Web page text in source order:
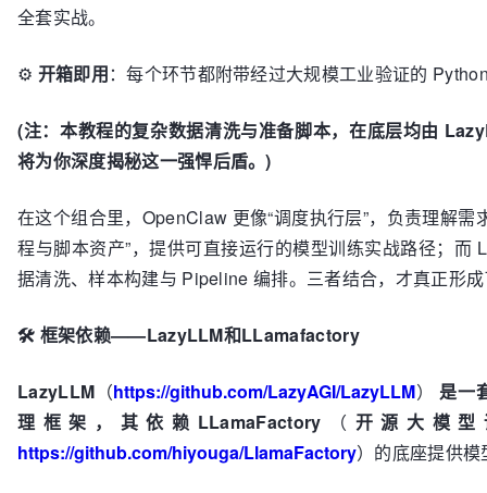
全套实战。
⚙️ 开箱即用：每个环节都附带经过大规模工业验证的
(注：本教程的复杂数据清洗与准备脚本，在底层均由
将为你深度揭秘这一强悍后盾。)
在这个组合里，OpenClaw 更像“调度执行层”，负责理解
程与脚本资产”，提供可直接运行的模型训练实战路径；
据清洗、样本构建与 Pipeline 编排。三者结合，才真正形
🛠️ 框架依赖——LazyLLM和LLamafactory
LazyLLM （https://github.com/LazyAGI/LazyLLM） 是一
理框架，其依赖LLamaFactory （ 开源大模
https://github.com/hiyouga/LlamaFactory）的底座提供